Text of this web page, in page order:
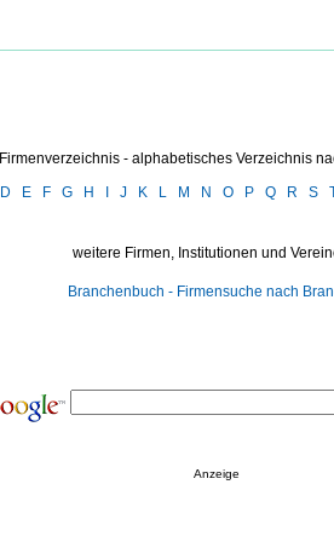
Firmenverzeichnis - alphabetisches Verzeichnis
D E F G H J K L M N O P Q R S
weitere Firmen, Institutionen und
Branchenbuch - Firmensuche nach
Anzeige